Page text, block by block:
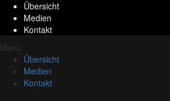
Übersicht
Medien
Kontakt
Menü
Übersicht
Medien
Kontakt